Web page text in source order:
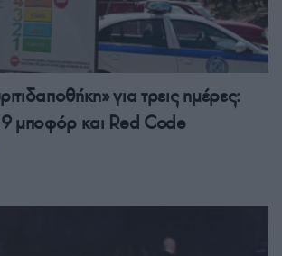
για τρεις ημέρες:
μποφόρ και Red Code